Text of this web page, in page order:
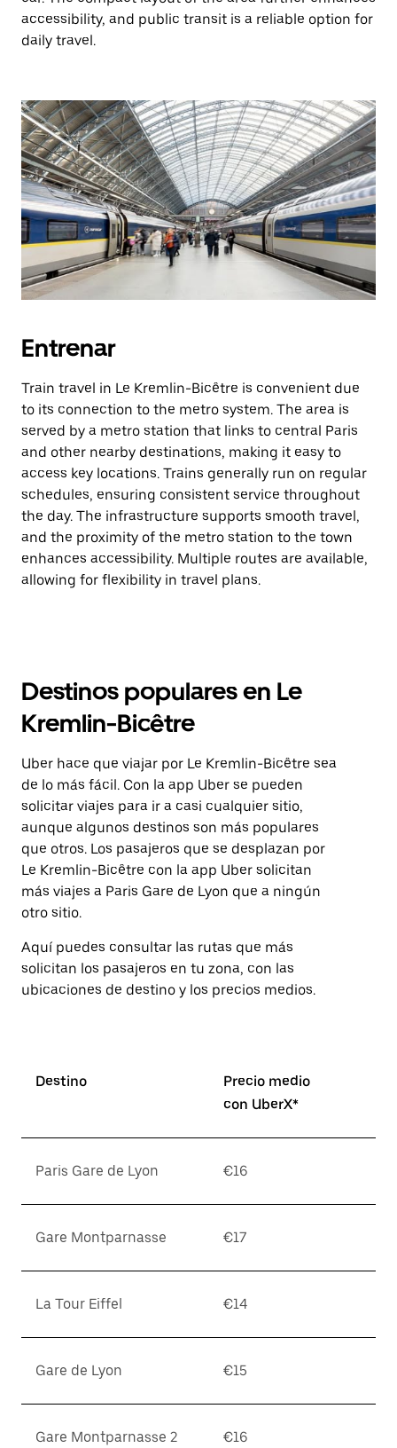
accessibility, and public transit is a reliable option for
daily travel.
Entrenar
Train travel in Le Kremlin-Bicêtre is convenient due
to its connection to the metro system. The area is
served by a metro station that links to central Paris
and other nearby destinations, making it easy to
access key locations. Trains generally run on regular
schedules, ensuring consistent service throughout
the day. The infrastructure supports smooth travel,
and the proximity of the metro station to the town
enhances accessibility. Multiple routes are available,
allowing for flexibility in travel plans.
Destinos populares en Le
Kremlin-Bicêtre
Uber hace que viajar por Le Kremlin-Bicêtre sea
de lo más fácil. Con la app Uber se pueden
solicitar viajes para ir a casi cualquier sitio,
aunque algunos destinos son más populares
que otros. Los pasajeros que se desplazan por
Le Kremlin-Bicêtre con la app Uber solicitan
más viajes a Paris Gare de Lyon que a ningún
otro sitio.
Aquí puedes consultar las rutas que más
solicitan los pasajeros en tu zona, con las
ubicaciones de destino y los precios medios.
Destino
Precio medio
con UberX*
Paris Gare de Lyon €16
Gare Montparnasse €17
La Tour Eiffel €14
Gare de Lyon €15
Gare Montparnasse 2
€16